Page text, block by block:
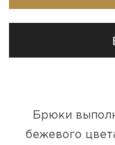
Брюки
бежевого